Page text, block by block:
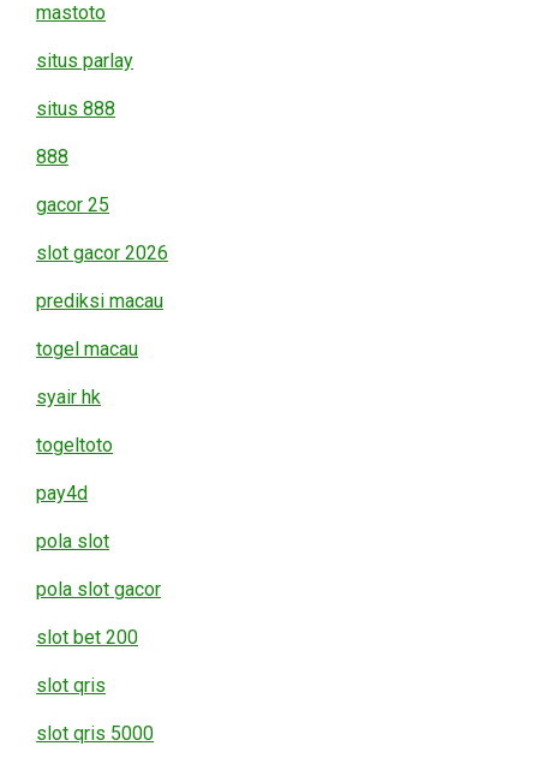
mastoto
situs parlay
situs 888
888
gacor 25
slot gacor 2026
prediksi macau
togel macau
syair hk
togeltoto
pay4d
pola slot
pola slot gacor
slot bet 200
slot qris
slot qris 5000